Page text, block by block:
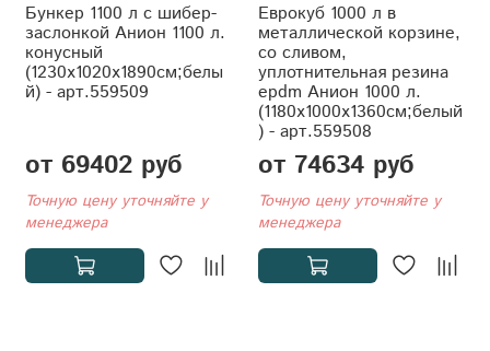
Бункер 1100 л с шибер-
заслонкой Анион 1100 л.
конусный
(1230x1020x1890см;белы
й) - арт.559509
от 69402 руб
Точную цену уточняйте у
менеджера
Еврокуб 1000 л в
металлической корзине,
со сливом,
уплотнительная резина
epdm Анион 1000 л.
(1180x1000x1360см;белый
) - арт.559508
от 74634 руб
Точную цену уточняйте у
менеджера